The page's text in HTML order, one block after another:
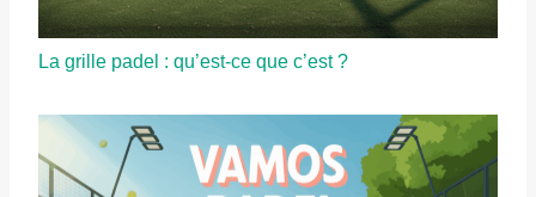
La grille padel : qu’est-ce que c’est ?